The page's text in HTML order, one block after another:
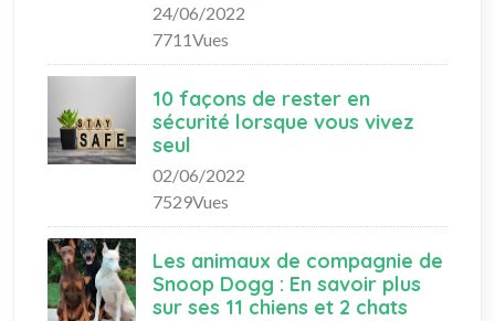
24/06/2022
7711Vues
10 façons de rester en
sécurité lorsque vous vivez
seul
02/06/2022
7529Vues
Les animaux de compagnie de
Snoop Dogg : En savoir plus
sur ses 11 chiens et 2 chats